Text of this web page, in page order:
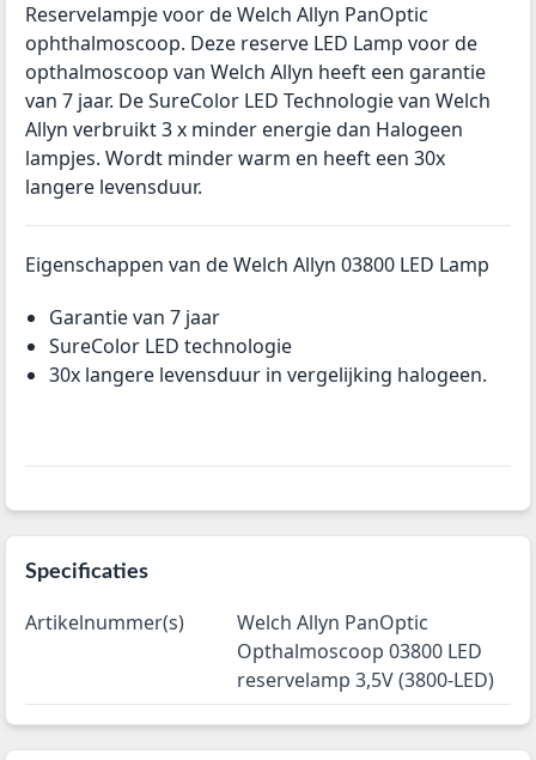
Reservelampje voor de Welch Allyn PanOptic
ophthalmoscoop. Deze reserve LED Lamp voor de
opthalmoscoop van Welch Allyn heeft een garantie
van 7 jaar. De SureColor LED Technologie van Welch
Allyn verbruikt 3 x minder energie dan Halogeen
lampjes. Wordt minder warm en heeft een 30x
langere levensduur.
Eigenschappen van de Welch Allyn 03800 LED Lamp
Garantie van 7 jaar
SureColor LED technologie
30x langere levensduur in vergelijking halogeen.
Specificaties
Artikelnummer(s)
Welch Allyn PanOptic
Opthalmoscoop 03800 LED
reservelamp 3,5V (3800-LED)